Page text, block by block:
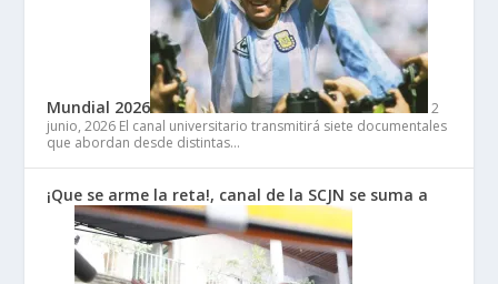
Mundial 2026
2
junio, 2026 El canal universitario transmitirá siete documentales
que abordan desde distintas…
¡Que se arme la reta!, canal de la SCJN se suma a